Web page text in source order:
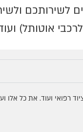
לשירותכם
אוטותל)
ועוד. את כל אלו